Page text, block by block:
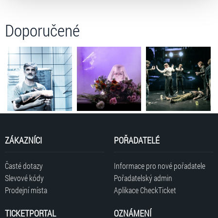
Doporučené
ZÁKAZNÍCI
Časté dotazy
Slevové kódy
Prodejní místa
POŘADATELÉ
Informace pro nové pořadatele
Pořadatelský admin
Aplikace CheckTicket
TICKETPORTAL OZNÁMENÍ